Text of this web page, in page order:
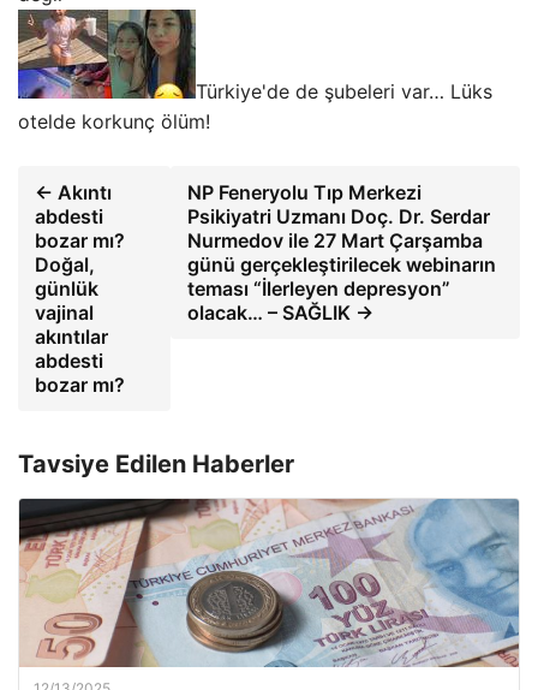
Türkiye'de de şubeleri var… Lüks
otelde korkunç ölüm!
← Akıntı
abdesti
bozar mı?
Doğal,
günlük
vajinal
akıntılar
abdesti
bozar mı?
NP Feneryolu Tıp Merkezi
Psikiyatri Uzmanı Doç. Dr. Serdar
Nurmedov ile 27 Mart Çarşamba
günü gerçekleştirilecek webinarın
teması “İlerleyen depresyon”
olacak… – SAĞLIK →
Tavsiye Edilen Haberler